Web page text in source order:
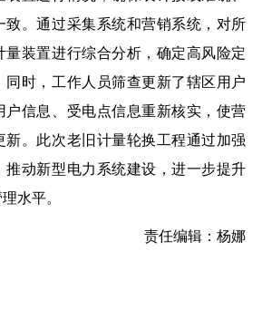
致。通过采集系统和营销系统，对所
量装置进行综合分析，确定高风险定
同时，工作人员筛查更新了辖区用户
户信息、受电点信息重新核实，使营
新。此次老旧计量轮换工程通过加强
推动新型电力系统建设，进一步提升
水平。
责任编辑：杨娜